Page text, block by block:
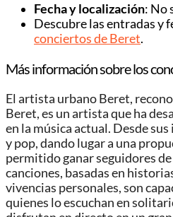
Fecha y localización: No
Descubre las entradas y
conciertos de Beret.
Más información sobre los
El artista urbano Beret,
Beret, es un artista que ha
en la música actual. Desde
y pop, dando lugar a una
permitido ganar seguidores
canciones, basadas en
vivencias personales, son
quienes lo escuchan en